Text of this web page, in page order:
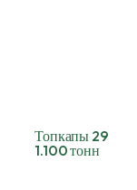
Топкапы 29
1.100 тонн